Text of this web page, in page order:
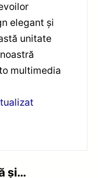
elegant și
unitate
multimedia
și…